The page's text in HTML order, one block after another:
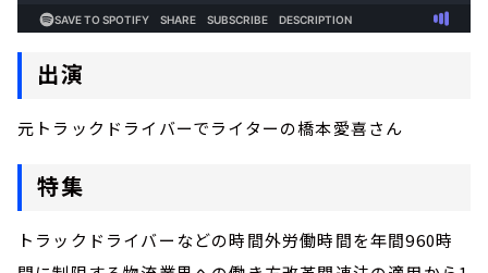
出演
元トラックドライバーでライターの橋本愛喜さん
特集
トラックドライバーなどの時間外労働時間を年間960時